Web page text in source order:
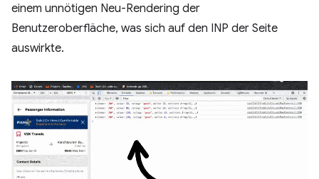
einem unnötigen Neu-Rendering der
Benutzeroberfläche, was sich auf den INP der Seite
auswirkte.